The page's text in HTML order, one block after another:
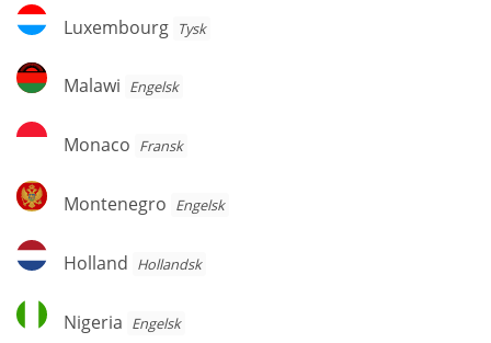
Luxembourg
Luxembourg Tysk
Malawi
Malawi Engelsk
Monaco
Monaco Fransk
Montenegro
Montenegro Engelsk
Holland
Holland Hollandsk
Nigeria
Nigeria Engelsk